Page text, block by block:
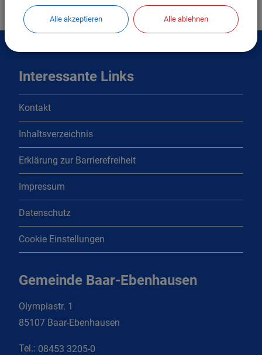
Interessante Links
Kontakt
Inhaltsverzeichnis
Erklärung zur Barrierefreiheit
Impressum
Datenschutz
Cookie Einstellungen
Gemeinde Baar-Ebenhausen
Olympiastr. 1
85107 Baar-Ebenhausen
Tel.: 08453 3205-0
Alle akzeptieren Alle ablehnen